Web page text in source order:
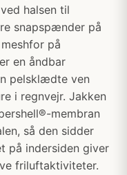
halsen til
snapspænder på
på
en åndbar
pelsklædte ven
i regnvejr. Jakken
membran
så den sidder
på indersiden giver
friluftaktiviteter.